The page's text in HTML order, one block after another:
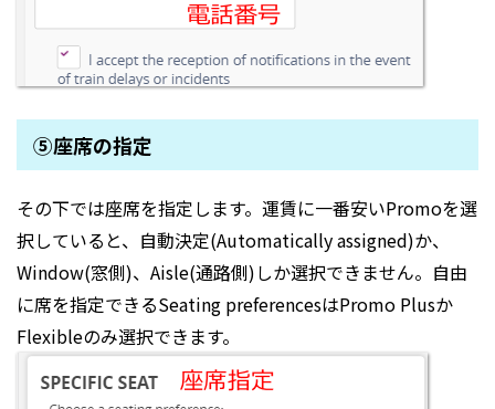
⑤座席の指定
その下では座席を指定します。運賃に一番安いPromoを選
択していると、自動決定(Automatically assigned)か、
Window(窓側)、Aisle(通路側)しか選択できません。自由
に席を指定できるSeating preferencesはPromo Plusか
Flexibleのみ選択できます。